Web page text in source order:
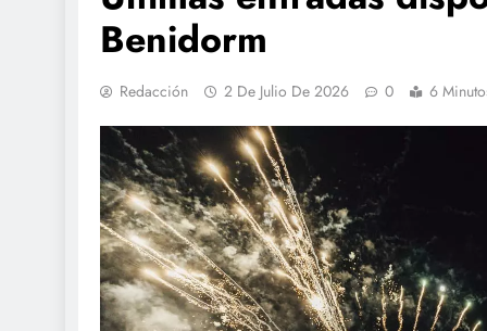
Benidorm
Redacción 2 De Julio De 2026 0 6